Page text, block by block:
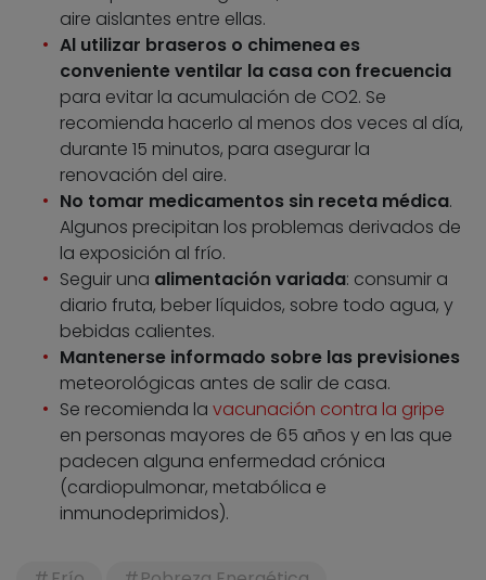
aire aislantes entre ellas.
Al utilizar braseros o chimenea es
conveniente ventilar la casa con frecuencia
para evitar la acumulación de CO2. Se
recomienda hacerlo al menos dos veces al día,
durante 15 minutos, para asegurar la
renovación del aire.
No tomar medicamentos sin receta médica.
Algunos precipitan los problemas derivados de
la exposición al frío.
Seguir una alimentación variada: consumir a
diario fruta, beber líquidos, sobre todo agua, y
bebidas calientes.
Mantenerse informado sobre las previsiones
meteorológicas antes de salir de casa.
Se recomienda la vacunación contra la gripe
en personas mayores de 65 años y en las que
padecen alguna enfermedad crónica
(cardiopulmonar, metabólica e
inmunodeprimidos).